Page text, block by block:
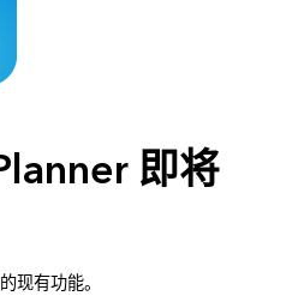
即将
现有功能。